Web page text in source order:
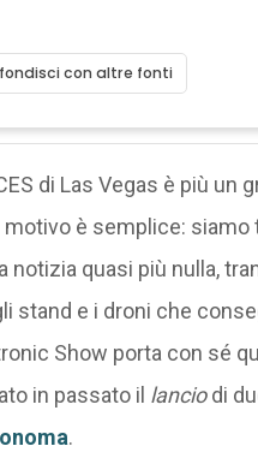
con altre fonti
di Las Vegas è più un
motivo è semplice:
notizia quasi più nulla,
stand e i droni che
Show porta con sé
in passato il lanciodi
.